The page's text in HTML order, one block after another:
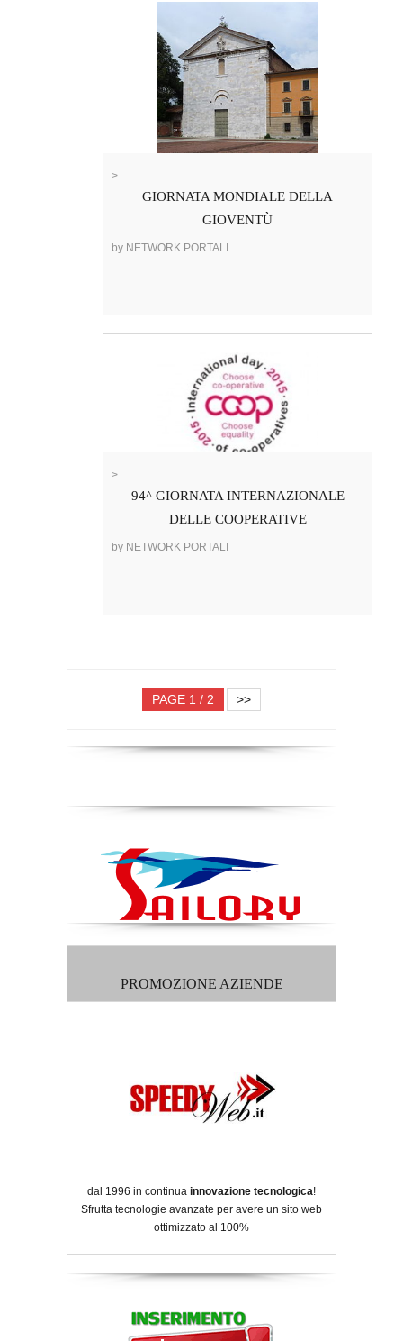
>
GIORNATA MONDIALE DELLA
GIOVENTÙ
by NETWORK PORTALI
>
94^ GIORNATA INTERNAZIONALE
DELLE COOPERATIVE
by NETWORK PORTALI
PAGE 1 / 2 >>
PROMOZIONE AZIENDE
dal 1996 in continua innovazione tecnologica!
Sfrutta tecnologie avanzate per avere un sito web
ottimizzato al 100%